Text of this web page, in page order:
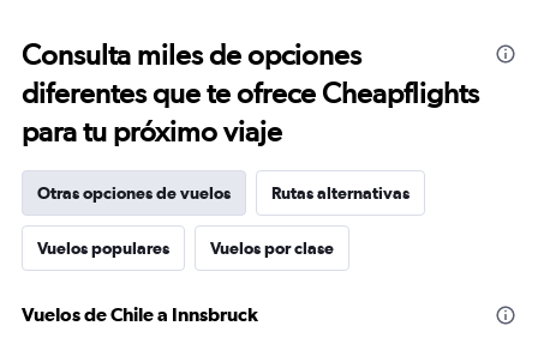
Consulta miles de opciones
diferentes que te ofrece Cheapflights
para tu próximo viaje
Otras opciones de vuelos Rutas alternativas
Vuelos populares Vuelos por clase
Vuelos de Chile a Innsbruck